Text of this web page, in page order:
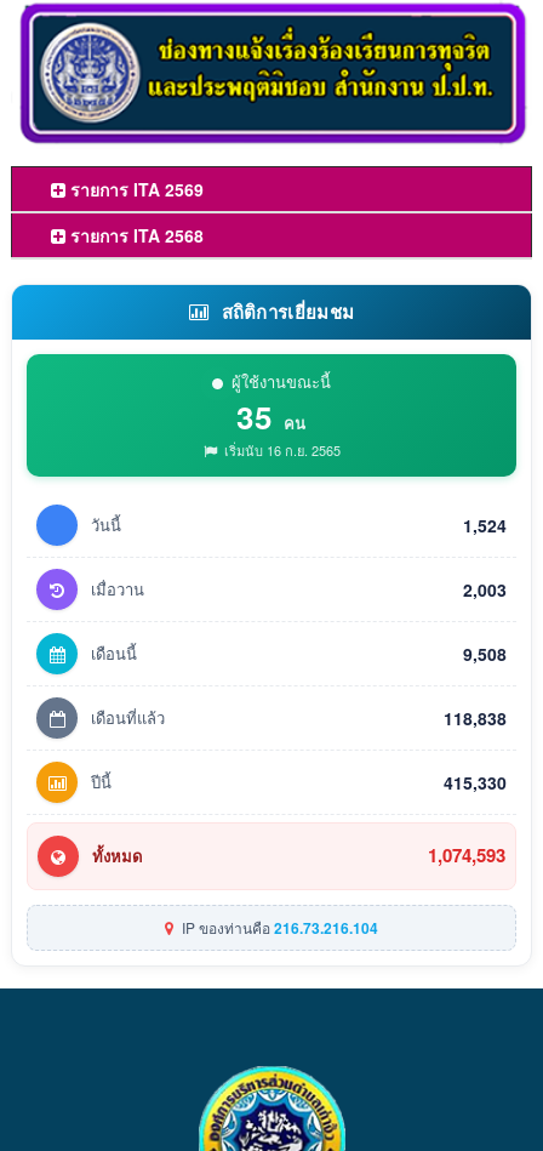
รายการ ITA 2569
รายการ ITA 2568
สถิติการเยี่ยมชม
ผู้ใช้งานขณะนี้
35 คน
เริ่มนับ 16 ก.ย. 2565
วันนี้ 1,524
เมื่อวาน 2,003
เดือนนี้ 9,508
เดือนที่แล้ว 118,838
ปีนี้ 415,330
ทั้งหมด 1,074,593
IP ของท่านคือ216.73.216.104